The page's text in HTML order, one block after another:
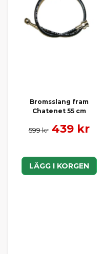
Bromsslang fram
Chatenet 55 cm
599 kr 439 kr
LÄGG I KORGEN